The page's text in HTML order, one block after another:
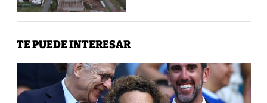
TE PUEDE INTERESAR